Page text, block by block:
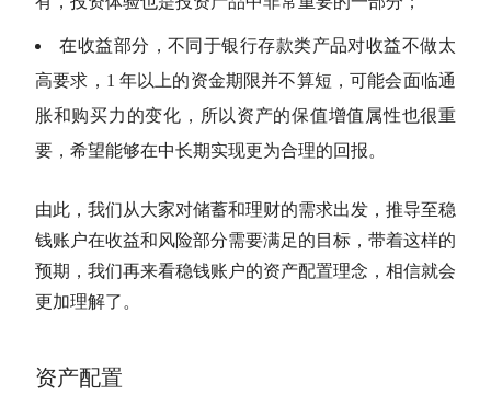
在收益部分，不同于银行存款类产品对收益不做太
高要求，1 年以上的资金期限并不算短，可能会面临通
胀和购买力的变化，所以资产的保值增值属性也很重
要，希望能够在中长期实现更为合理的回报。
由此，我们从大家对储蓄和理财的需求出发，推导至稳
钱账户在收益和风险部分需要满足的目标，带着这样的
预期，我们再来看稳钱账户的资产配置理念，相信就会
更加理解了。
资产配置